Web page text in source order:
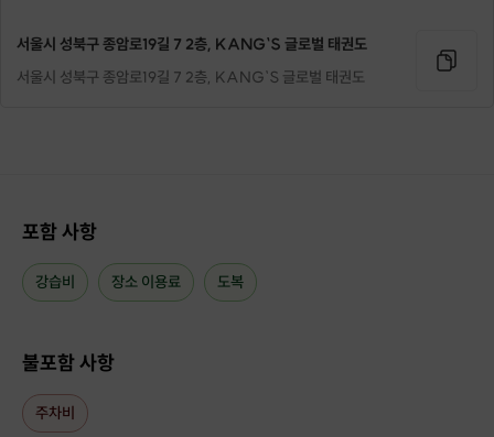
서울시 성북구 종암로19길 7 2층, KANG`S 글로벌 태권도
서울시 성북구 종암로19길 7 2층, KANG`S 글로벌 태권도
포함 사항
강습비 장소 이용료 도복
불포함 사항
주차비